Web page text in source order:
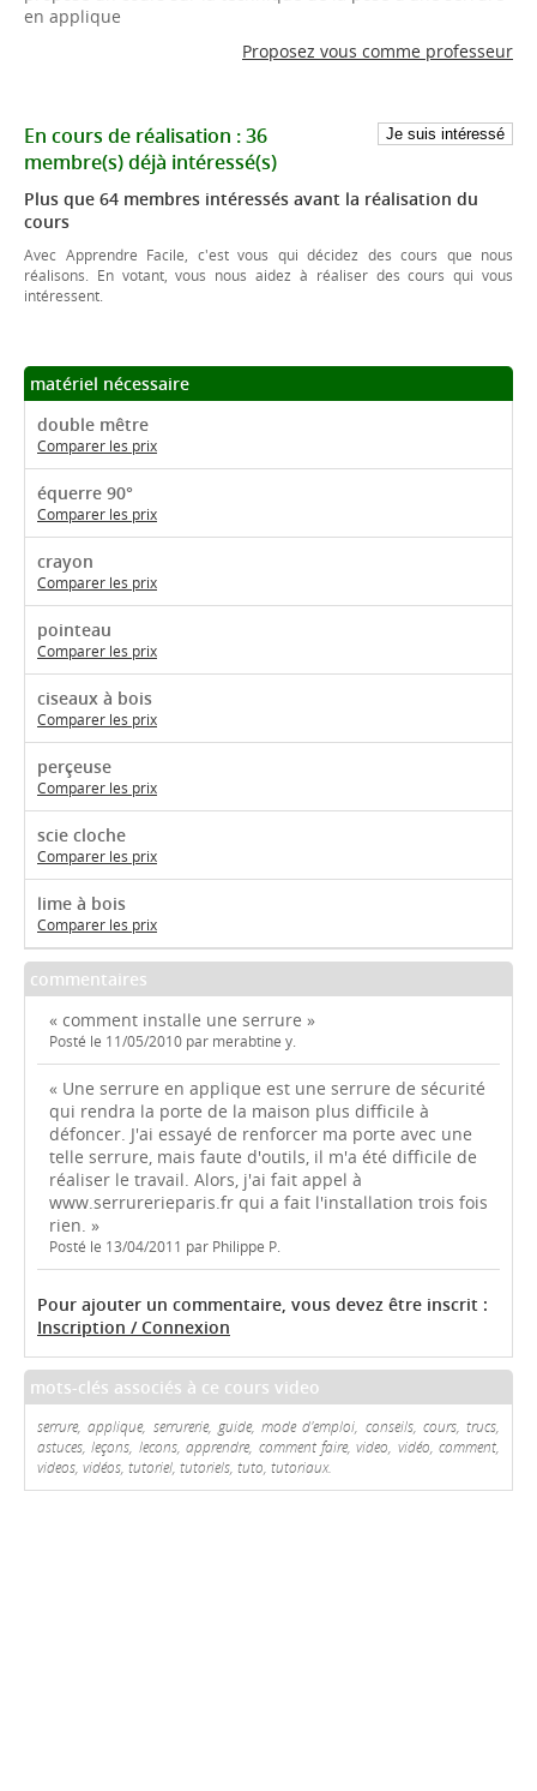
en applique
Proposez vous comme professeur
En cours de réalisation :36
membre(s)déjà intéressé(s)
Plus que 64 membres intéressés avant la réalisation du
cours
Avec Apprendre Facile, c'est vous qui décidez des cours que nous
réalisons. En votant, vous nous aidez à réaliser des cours qui vous
intéressent.
matériel nécessaire
double mêtre
Comparer les prix
équerre 90°
Comparer les prix
crayon
Comparer les prix
pointeau
Comparer les prix
ciseaux à bois
Comparer les prix
perçeuse
Comparer les prix
scie cloche
Comparer les prix
lime à bois
Comparer les prix
commentaires
« comment installe une serrure »
Posté le 11/05/2010 par merabtine y.
« Une serrure en applique est une serrure de sécurité
qui rendra la porte de la maison plus difficile à
défoncer. J'ai essayé de renforcer ma porte avec une
telle serrure, mais faute d'outils, il m'a été difficile de
réaliser le travail. Alors, j'ai fait appel à
www.serrurerieparis.fr qui a fait l'installation trois fois
rien. »
Posté le 13/04/2011 par Philippe P.
Pour ajouter un commentaire, vous devez être inscrit :
Inscription / Connexion
mots-clés associés à ce cours video
serrure, applique, serrurerie, guide, mode d'emploi, conseils, cours, trucs,
astuces, leçons, lecons, apprendre, comment faire, video, vidéo, comment,
videos, vidéos, tutoriel, tutoriels, tuto, tutoriaux.